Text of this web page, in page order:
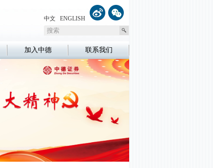
中文 ENGLISH
加入中德 联系我们